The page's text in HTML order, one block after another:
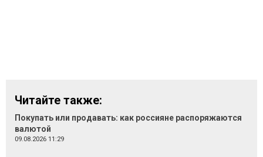
Читайте также:
Покупать или продавать: как россияне распоряжаются
валютой
09.08.2026 11:29